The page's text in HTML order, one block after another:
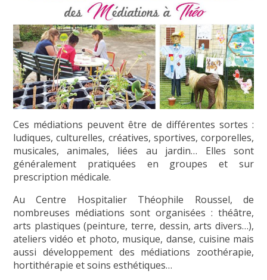
Ces médiations peuvent être de différentes sortes :
ludiques, culturelles, créatives, sportives, corporelles,
musicales, animales, liées au jardin… Elles sont
généralement pratiquées en groupes et sur
prescription médicale.
Au Centre Hospitalier Théophile Roussel, de
nombreuses médiations sont organisées : théâtre,
arts plastiques (peinture, terre, dessin, arts divers…),
ateliers vidéo et photo, musique, danse, cuisine mais
aussi développement des médiations zoothérapie,
hortithérapie et soins esthétiques…